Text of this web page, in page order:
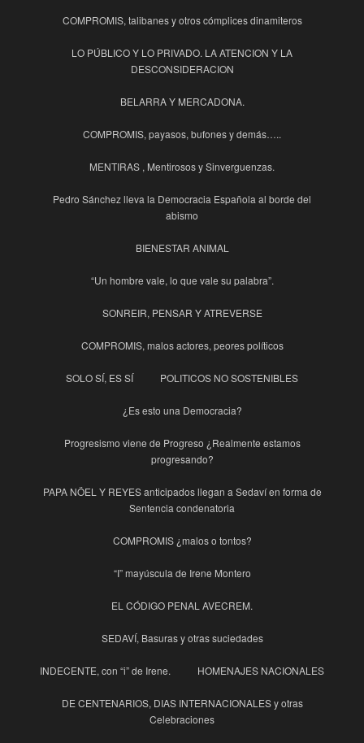
COMPROMIS, talibanes y otros cómplices dinamiteros
LO PÚBLICO Y LO PRIVADO. LA ATENCION Y LA
DESCONSIDERACION
BELARRA Y MERCADONA.
COMPROMIS, payasos, bufones y demás…..
MENTIRAS , Mentirosos y Sinverguenzas.
Pedro Sánchez lleva la Democracia Española al borde del
abismo
BIENESTAR ANIMAL
“Un hombre vale, lo que vale su palabra”.
SONREIR, PENSAR Y ATREVERSE
COMPROMIS, malos actores, peores políticos
SOLO SÍ, ES SÍ POLITICOS NO SOSTENIBLES
¿Es esto una Democracia?
Progresismo viene de Progreso ¿Realmente estamos
progresando?
PAPA NÖEL Y REYES anticipados llegan a Sedaví en forma de
Sentencia condenatoria
COMPROMIS ¿malos o tontos?
“I” mayúscula de Irene Montero
EL CÓDIGO PENAL AVECREM.
SEDAVÍ, Basuras y otras suciedades
INDECENTE, con “i” de Irene. HOMENAJES NACIONALES
DE CENTENARIOS, DIAS INTERNACIONALES y otras
Celebraciones